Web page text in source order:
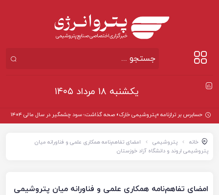
یکشنبه ۱۸ مرداد ۱۴۰۵
حسابرس بر ترازنامه «پتروشیمی خارک» صحه گذاشت؛ سود چشمگیر در سال مالی ۱۴۰۴
خانه پتروشیمی
امضای تفاهم‌نامه همکاری علمی و فناورانه میان
پتروشیمی اروند و دانشگاه آزاد خوزستان
امضای تفاهم‌نامه همکاری علمی و فناورانه میان پتروشیمی